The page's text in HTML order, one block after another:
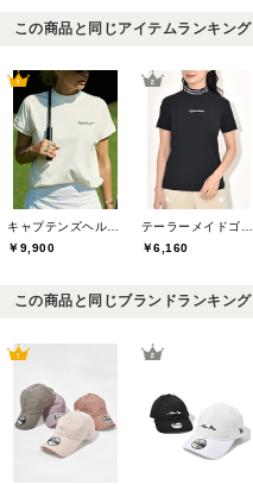
この商品と同じアイテムランキング
￥9,900
￥6,160
この商品と同じブランドランキング